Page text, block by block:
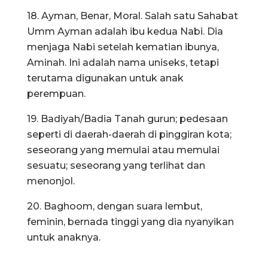
18. Ayman, Benar, Moral. Salah satu Sahabat
Umm Ayman adalah ibu kedua Nabi. Dia
menjaga Nabi setelah kematian ibunya,
Aminah. Ini adalah nama uniseks, tetapi
terutama digunakan untuk anak
perempuan.
19. Badiyah/Badia Tanah gurun; pedesaan
seperti di daerah-daerah di pinggiran kota;
seseorang yang memulai atau memulai
sesuatu; seseorang yang terlihat dan
menonjol.
20. Baghoom, dengan suara lembut,
feminin, bernada tinggi yang dia nyanyikan
untuk anaknya.